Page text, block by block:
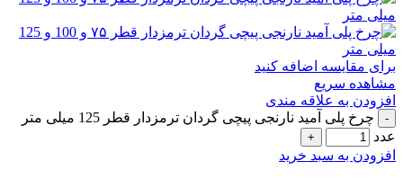
برای مقایسه اضافه کنید
مشاهده سریع
افزودن به علاقه مندی
چرخ پلی آمید نارنجی پیچی گردان ترمزدار قطر 125 میلی متر
عدد
افزودن به سبد خرید